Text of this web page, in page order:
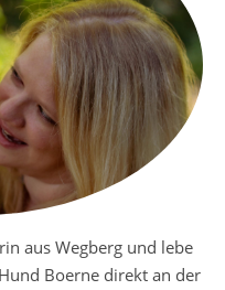
aus Wegberg und lebe
Boerne direkt an der